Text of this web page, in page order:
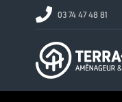
03 74 47 48 81